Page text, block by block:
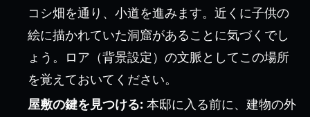
コシ畑を通り、小道を進みます。近くに子供の
絵に描かれていた洞窟があることに気づくでし
ょう。ロア（背景設定）の文脈としてこの場所
を覚えておいてください。
屋敷の鍵を見つける: 本邸に入る前に、建物の外